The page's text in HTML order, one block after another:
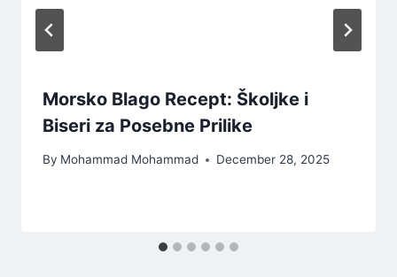
Morsko Blago Recept: Školjke i
Biseri za Posebne Prilike
By Mohammad Mohammad December 28, 2025